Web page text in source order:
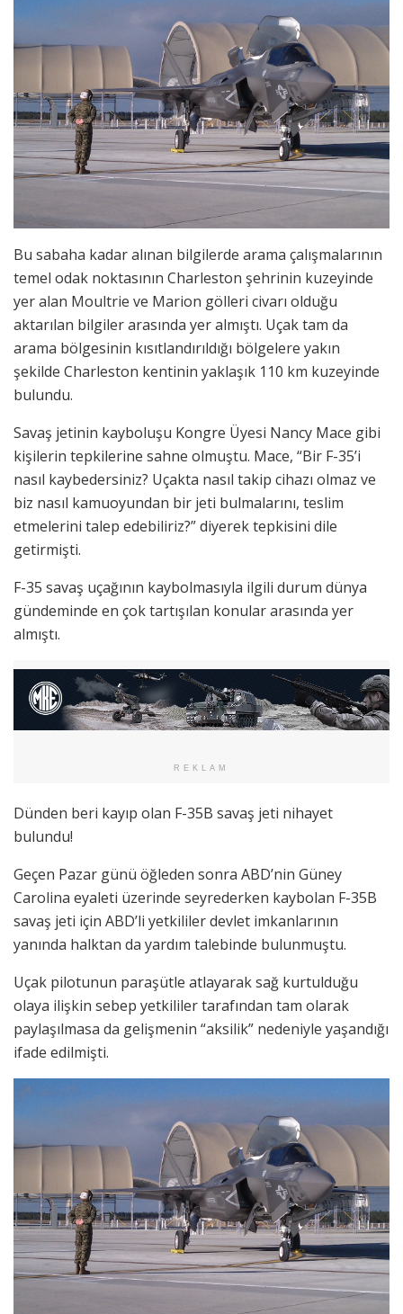
Bu sabaha kadar alınan bilgilerde arama çalışmalarının
temel odak noktasının Charleston şehrinin kuzeyinde
yer alan Moultrie ve Marion gölleri civarı olduğu
aktarılan bilgiler arasında yer almıştı. Uçak tam da
arama bölgesinin kısıtlandırıldığı bölgelere yakın
şekilde Charleston kentinin yaklaşık 110 km kuzeyinde
bulundu.
Savaş jetinin kayboluşu Kongre Üyesi Nancy Mace gibi
kişilerin tepkilerine sahne olmuştu. Mace, “Bir F-35’i
nasıl kaybedersiniz? Uçakta nasıl takip cihazı olmaz ve
biz nasıl kamuoyundan bir jeti bulmalarını, teslim
etmelerini talep edebiliriz?” diyerek tepkisini dile
getirmişti.
F-35 savaş uçağının kaybolmasıyla ilgili durum dünya
gündeminde en çok tartışılan konular arasında yer
almıştı.
REKLAM
Dünden beri kayıp olan F-35B savaş jeti nihayet
bulundu!
Geçen Pazar günü öğleden sonra ABD’nin Güney
Carolina eyaleti üzerinde seyrederken kaybolan F-35B
savaş jeti için ABD’li yetkililer devlet imkanlarının
yanında halktan da yardım talebinde bulunmuştu.
Uçak pilotunun paraşütle atlayarak sağ kurtulduğu
olaya ilişkin sebep yetkililer tarafından tam olarak
paylaşılmasa da gelişmenin “aksilik” nedeniyle yaşandığı
ifade edilmişti.